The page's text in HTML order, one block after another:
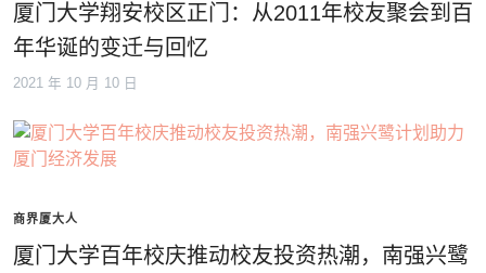
厦门大学翔安校区正门：从2011年校友聚会到百
年华诞的变迁与回忆
2021 年 10 月 10 日
商界厦大人
厦门大学百年校庆推动校友投资热潮，南强兴鹭